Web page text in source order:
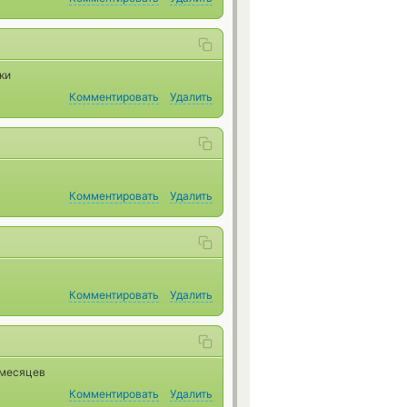
Комментировать
Удалить
Комментировать Удалить
Комментировать Удалить
Комментировать
Удалить